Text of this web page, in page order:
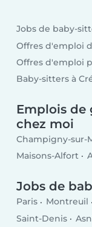
Jobs de baby-
Offres d'emploi
Offres d'emploi
Baby-sitters à
Emplois de
chez moi
Champigny-sur-
Maisons-Alfort
Jobs de
Paris Montreuil
Saint-Denis